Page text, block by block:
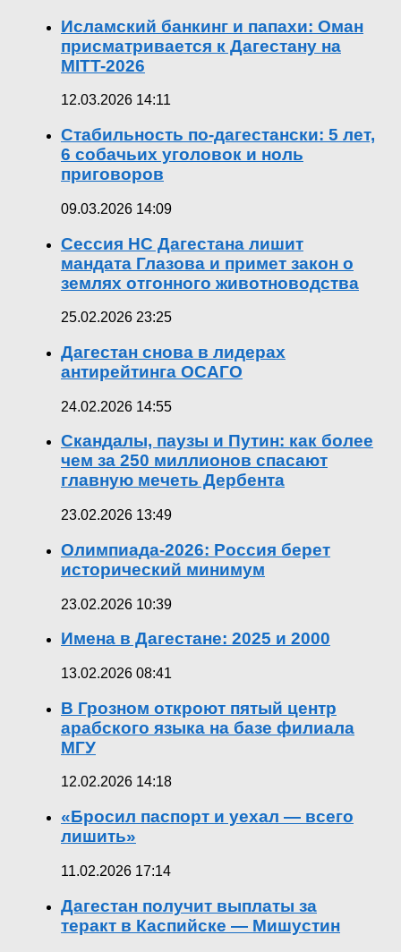
Исламский банкинг и папахи: Оман
присматривается к Дагестану на
MITT-2026
12.03.2026 14:11
Стабильность по-дагестански: 5 лет,
6 собачьих уголовок и ноль
приговоров
09.03.2026 14:09
Сессия НС Дагестана лишит
мандата Глазова и примет закон о
землях отгонного животноводства
25.02.2026 23:25
Дагестан снова в лидерах
антирейтинга ОСАГО
24.02.2026 14:55
Скандалы, паузы и Путин: как более
чем за 250 миллионов спасают
главную мечеть Дербента
23.02.2026 13:49
Олимпиада-2026: Россия берет
исторический минимум
23.02.2026 10:39
Имена в Дагестане: 2025 и 2000
13.02.2026 08:41
В Грозном откроют пятый центр
арабского языка на базе филиала
МГУ
12.02.2026 14:18
«Бросил паспорт и уехал — всего
лишить»
11.02.2026 17:14
Дагестан получит выплаты за
теракт в Каспийске — Мишустин